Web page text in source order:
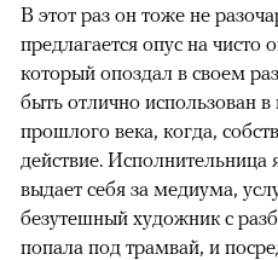
В этот раз он тоже не
предлагается опус на чисто
который опоздал в своем
быть отлично использован
прошлого века, когда,
действие. Исполнительница
выдает себя за медиума,
безутешный художник с
попала под трамвай, и